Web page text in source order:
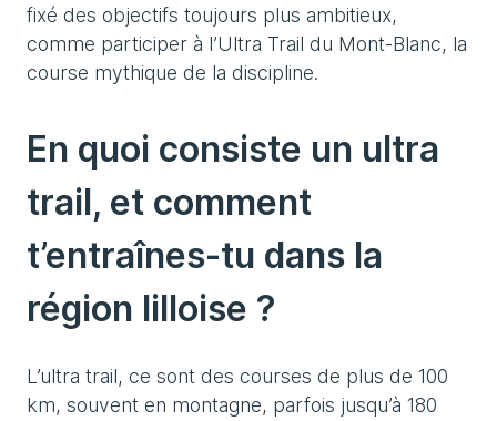
fixé des objectifs toujours plus ambitieux,
comme participer à l’Ultra Trail du Mont-Blanc, la
course mythique de la discipline.
En quoi consiste un ultra
trail, et comment
t’entraînes-tu dans la
région lilloise ?
L’ultra trail, ce sont des courses de plus de 100
km, souvent en montagne, parfois jusqu’à 180